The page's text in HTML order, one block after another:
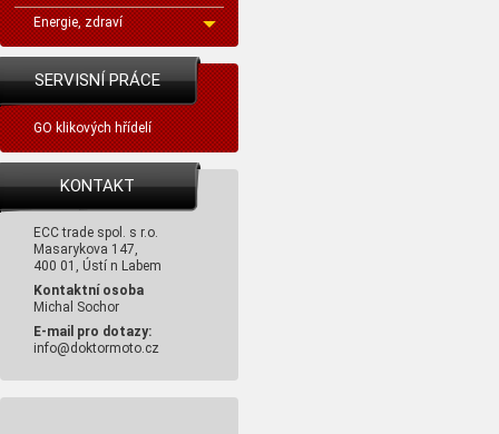
Energie, zdraví
SERVISNÍ PRÁCE
GO klikových hřídelí
KONTAKT
ECC trade spol. s r.o.
Masarykova 147,
400 01, Ústí n Labem
Kontaktní osoba
Michal Sochor
E-mail pro dotazy:
info@doktormoto.cz